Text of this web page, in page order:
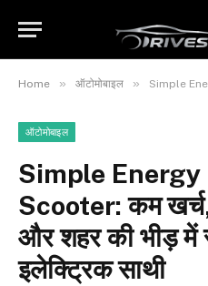
Home » ऑटोमोबाइल » Simple Energy Gen 2
ऑटोमोबाइल
Simple Energy
Scooter: कम
और शहर की भीड़ में
इलेक्ट्रिक साथी